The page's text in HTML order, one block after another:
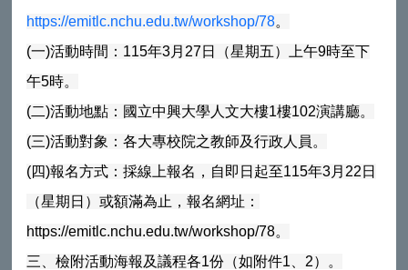
https://emitlc.nchu.edu.tw/workshop/78。
(一)活動時間：115年3月27日（星期五）上午9時至下
午5時。
(二)活動地點：國立中興大學人文大樓1樓102演講廳。
(三)活動對象：各大專校院之教師及行政人員。
(四)報名方式：採線上報名，自即日起至115年3月22日
（星期日）或額滿為止，報名網址：
https://emitlc.nchu.edu.tw/workshop/78。
三、檢附活動海報及議程各1份（如附件1、2）。